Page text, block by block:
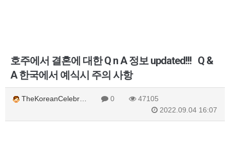
호주에서 결혼에 대한 Q n A 정보 updated!!! Q &
A 한국에서 예식시 주의 사항
TheKoreanCelebr… 0
47105
2022.09.04 16:07